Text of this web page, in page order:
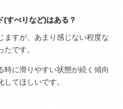
すべりなど)はある？
ますが、あまり感じない程度な
です。
時に滑りやすい状態が続く傾向
てほしいです。